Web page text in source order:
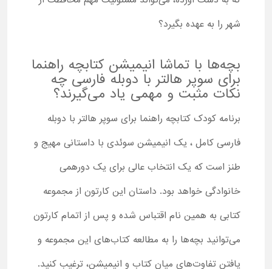
شهر را به عهده بگیرد؟
بچه‌ها با تماشا انیمیشن کتابچه راهنما
برای سوپر هالتر با دوبله فارسی چه
نکات مثبت و مهمی یاد می‌گیرند؟
برنامه کودک کتابچه راهنما برای سوپر هالتر با دوبله
فارسی کامل ، یک انیمیشن سوئدی با داستانی مهیج و
طنز است که یک انتخاب عالی برای یک دورهمی
خانوادگی خواهد بود. داستان این کارتون از مجموعه
کتابی به همین نام اقتباس شده و پس از اتمام کارتون
می‌توانید بچه‌ها را به مطالعه کتاب‌های این مجموعه و
یافتن تفاوت‌های میان کتاب و انیمیشن، ترغیب کنید.